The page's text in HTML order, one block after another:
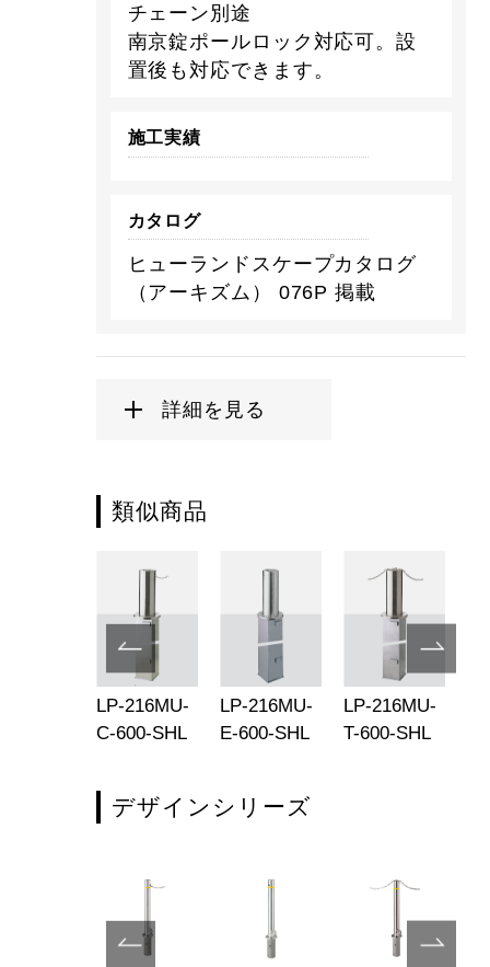
チェーン別途
南京錠ポールロック対応可。設
置後も対応できます。
施工実績
カタログ
ヒューランドスケープカタログ
（アーキズム） 076P 掲載
詳細を見る
類似商品
LP-216MU-
C-600-SHL
LP-216MU-
E-600-SHL
LP-216MU-
T-600-SHL
デザインシリーズ